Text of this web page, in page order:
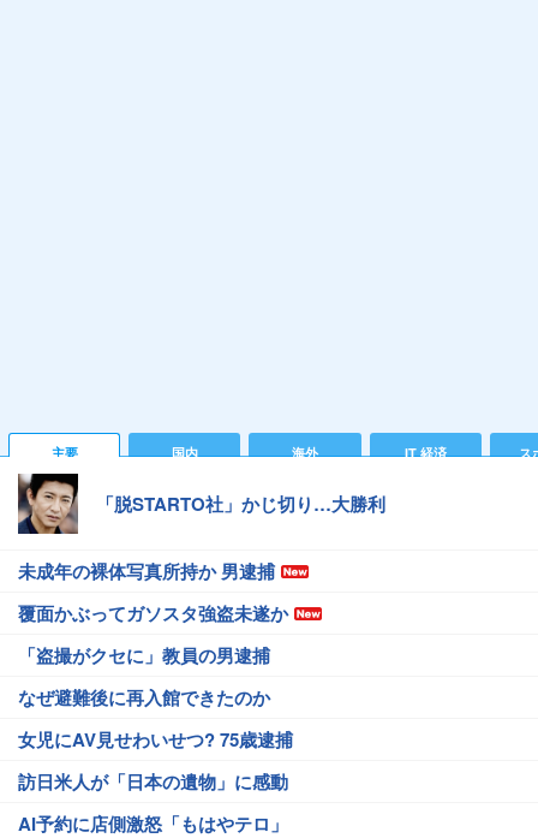
主要 国内 海外 IT 経済 ス
「脱STARTO社」かじ切り…大勝利
未成年の裸体写真所持か 男逮捕
覆面かぶってガソスタ強盗未遂か
「盗撮がクセに」教員の男逮捕
なぜ避難後に再入館できたのか
女児にAV見せわいせつ? 75歳逮捕
訪日米人が「日本の遺物」に感動
AI予約に店側激怒「もはやテロ」